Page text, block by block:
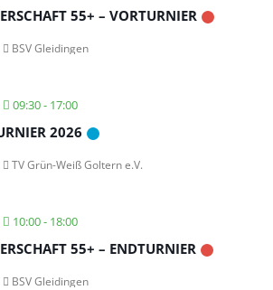
55+ – VORTURNIER
BSV Gleidingen
09:30- 17:00
2026
TV Grün-Weiß Goltern e.V.
10:00- 18:00
55+ – ENDTURNIER
BSV Gleidingen